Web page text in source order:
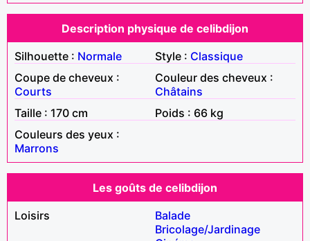
Description physique de celibdijon
Silhouette : Normale Style : Classique
Coupe de cheveux :
Courts
Couleur des cheveux :
Châtains
Taille : 170 cm
Poids : 66 kg
Couleurs des yeux :
Marrons
Les goûts de celibdijon
Loisirs
Balade
Bricolage/Jardinage